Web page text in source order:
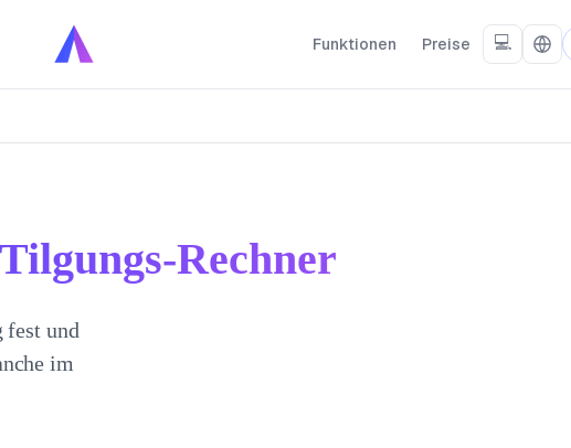
Funktionen Preise 💻
Rechner
fest und
im